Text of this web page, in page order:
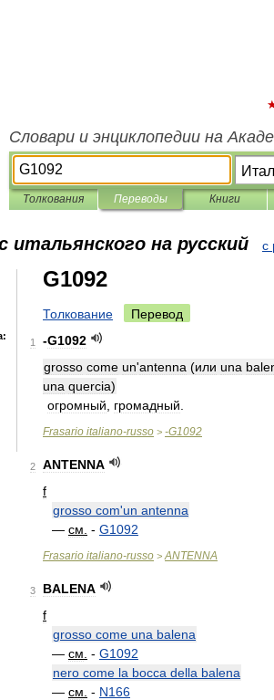
Словари и энциклопедии на
Толкования Переводы Книги
итальянского на русский с
G1092
Толкование Перевод
1 -G1092
grosso come un'antenna (или una
una quercia)
огромный
громадный
Frasario italiano-russo > -G1092
2
ANTENNA
f
grosso com'un antenna
— см - G1092
Frasario italiano-russo > ANTENNA
3
BALENA
f
grosso come una balena
— см - G1092
nero come la bocca della balena
— см - N166